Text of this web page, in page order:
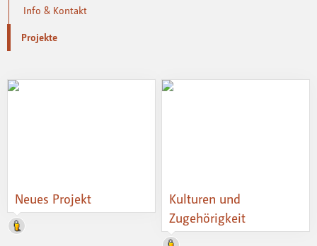
Info & Kontakt
Projekte
Neues Projekt
Kulturen und
Zugehörigkeit